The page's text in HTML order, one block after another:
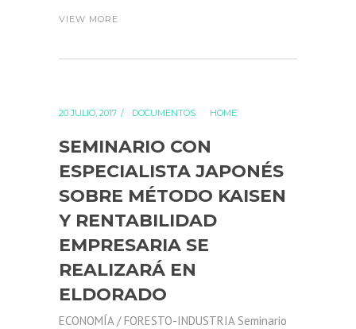
VIEW MORE
20 JULIO, 2017 DOCUMENTOS HOME
SEMINARIO CON
ESPECIALISTA JAPONÉS
SOBRE MÉTODO KAISEN
Y RENTABILIDAD
EMPRESARIA SE
REALIZARÁ EN
ELDORADO
ECONOMÍA / FORESTO-INDUSTRIA Seminario